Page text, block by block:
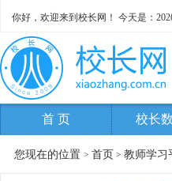
你好，欢迎来到校长网！ 今天是：
首 页 校长
您现在的位置 > 首页 > 教师学习